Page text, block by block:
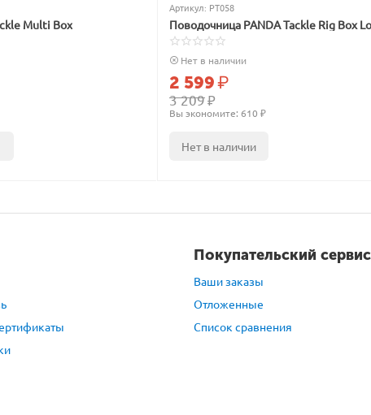
Multi Box
Артикул: PT058
Поводочница PANDA Tackle Rig Box
Нет в наличии
3 209₽
2 599₽
Вы экономите: 610 ₽
Нет в наличии
Покупательский сервис
Ваши заказы
Отложенные
Список сравнения